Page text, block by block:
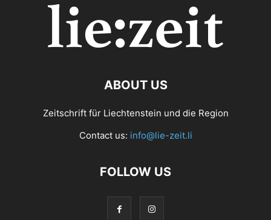
ABOUT US
Zeitschrift für Liechtenstein und die Region
Contact us: info@lie-zeit.li
FOLLOW US